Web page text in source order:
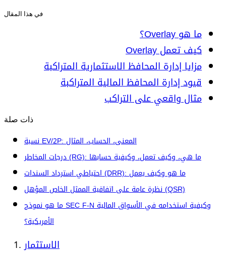
في هذا المقال
ما هو Overlay؟
كيف تعمل Overlay
مزايا إدارة المحافظ الاستثمارية المتراكبة
قيود إدارة المحافظ المالية المتراكبة
مثال واقعي على التراكب
ذات صلة
نسبة EV/2P: المعنى، الحساب، المثال
درجات المخاطر (RG): ما هي، وكيف تعمل، وكيفية حسابها
احتياطي استرداد السندات (DRR): ما هو وكيف يعمل
نظرة عامة على اتفاقية الممثل الخاص المؤهل (QSR)
ما هو نموذج SEC F-N وكيفية استخدامه في الأسواق المالية
الأمريكية؟
الاستثمار